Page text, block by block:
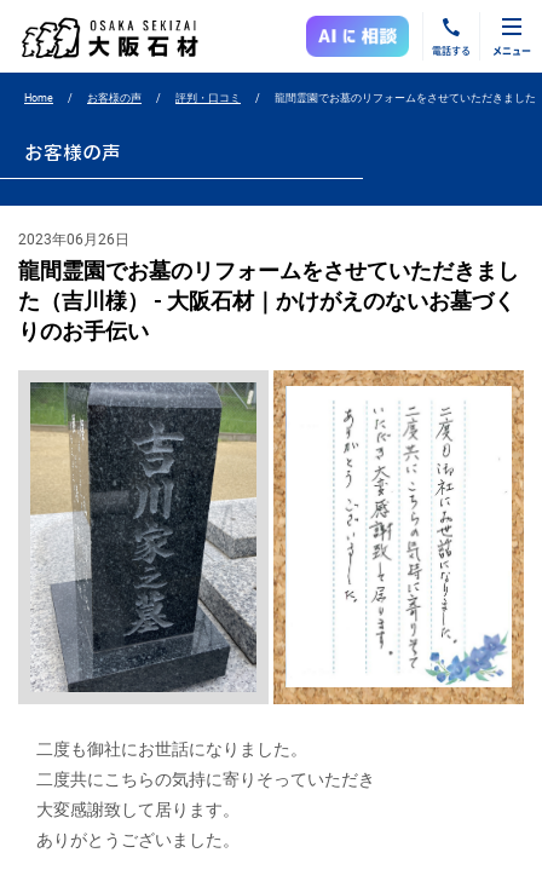
電話する メニュー
Home お客様の声 評判・口コミ 龍間霊園でお墓のリフォームをさせていただきました
お客様の声
2023年06月26日
龍間霊園でお墓のリフォームをさせていただきまし
た（吉川様） - 大阪石材｜かけがえのないお墓づく
りのお手伝い
二度も御社にお世話になりました。
二度共にこちらの気持に寄りそっていただき
大変感謝致して居ります。
ありがとうございました。